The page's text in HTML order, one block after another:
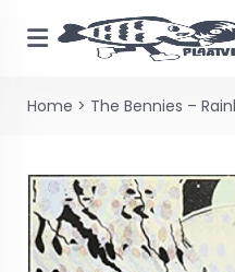
Home > The Bennies –